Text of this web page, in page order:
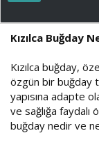
ş
t
n
r
h
i
Kızılca Buğday
Kızılca buğday,
özgün bir buğday
yapısına adapte
ve sağlığa faydalı
buğday nedir ve